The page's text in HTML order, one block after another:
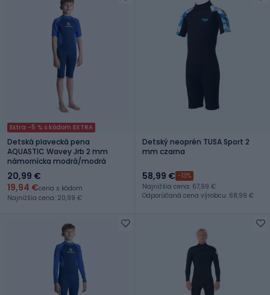
Extra -5 % s kódom EXTRA
Detská plavecká pena
AQUASTIC Wavey Jrb 2 mm
námornícka modrá/modrá
20,99 €
19,94 €cena s kódom
Najnižšia cena: 20,99 €
Detský neoprén TUSA Sport 2
mm czarna
58,99 € -13%
Najnižšia cena: 67,99 €
Odporúčaná cena výrobcu: 68,99 €